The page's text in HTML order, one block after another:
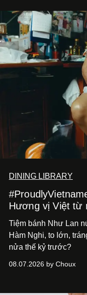
DINING LIBRARY
Hương vị Việt từ
Tiệm bánh Như Lan
Hàm Nghi, to lớn,
nửa thế kỷ trước?
08.07.2026 by Choux